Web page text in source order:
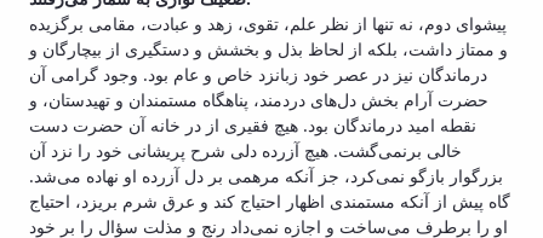
پیشوای دوم، نه تنها از نظر علم، تقوی، زهد و عبادت، مقامی برگزیده
و ممتاز داشت، بلکه از لحاظ بذل و بخشش و دستگیری از بیچارگان و
درماندگان نیز در عصر خود زبانزد خاص و عام بود. وجود گرامی آن
حضرت آرام بخش دل‌های دردمند، پناهگاه مستمندان و تهیدستان، و
نقطه امید درماندگان بود. هیچ فقیری از در خانه آن حضرت دست
خالی برنمی‌گشت. هیچ آزرده دلی شرح پریشانی خود را نزد آن
بزرگوار بازگو نمی‌کرد، جز آنکه مرهمی بر دل آزرده او نهاده می‌شد.
گاه پیش از آنکه مستمندی اظهار احتیاج کند و عرق شرم بریزد، احتیاج
او را برطرف می‌ساخت و اجازه نمی‌داد رنج و مذلت سؤال را بر خود